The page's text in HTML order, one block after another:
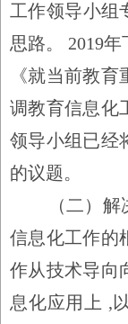
工作领导小组
思路。
2019年
《就当前教
调教育信息化
领导小组已经
的议题。
（二）
信息化工作的
作从技术导向
息化应用上 ,